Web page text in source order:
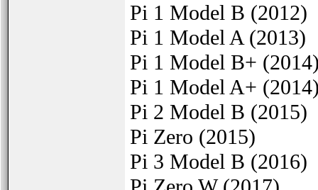
Pi 1 Model B (2012)
Pi 1 Model A (2013)
Pi 1 Model B+
Pi 1 Model A+
Pi 2 Model B (2015)
Pi Zero (2015)
Pi 3 Model B (2016)